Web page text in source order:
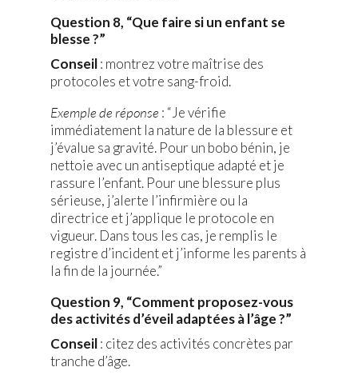
Question 8, “Que faire si un enfant se
blesse ?”
Conseil: montrez votre maîtrise des
protocoles et votre sang-froid.
Exemple de réponse : “Je vérifie
immédiatement la nature de la blessure et
j’évalue sa gravité. Pour un bobo bénin, je
nettoie avec un antiseptique adapté et je
rassure l’enfant. Pour une blessure plus
sérieuse, j’alerte l’infirmière ou la
directrice et j’applique le protocole en
vigueur. Dans tous les cas, je remplis le
registre d’incident et j’informe les parents à
la fin de la journée.”
Question 9, “Comment proposez-vous
des activités d’éveil adaptées à l’âge ?”
Conseil: citez des activités concrètes par
tranche d’âge.